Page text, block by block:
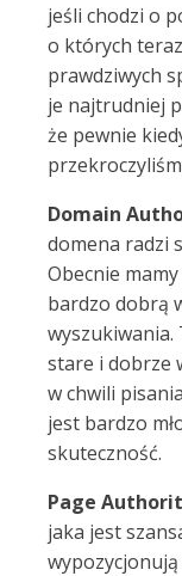
jeśli chodzi o
o których
prawdziwych
je najtrudniej
że pewnie
Domain
domena radzi
Obecnie
bardzo dobrą
wyszukiwania.
stare i dobrze
w chwili
jest bardzo
skuteczność.
Page
jaka jest